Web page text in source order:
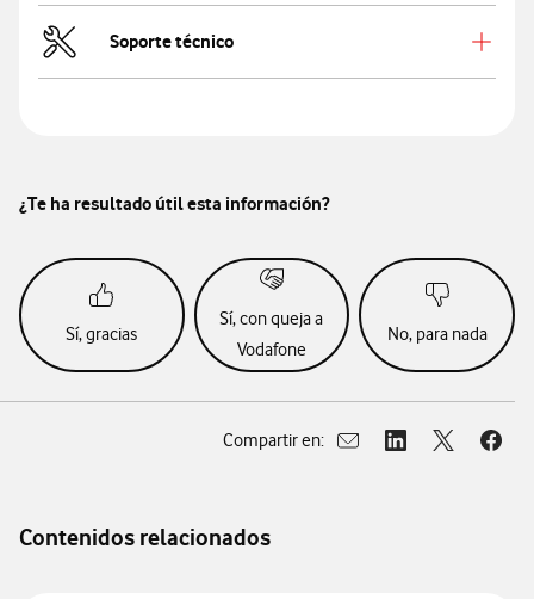
Soporte técnico
¿Te ha resultado útil esta información?
Sí, gracias
Sí, con queja a
Vodafone
No, para nada
Compartir en:
Abrir ventana para
Abrir ventana
Abrir Abrir
Contenidos relacionados